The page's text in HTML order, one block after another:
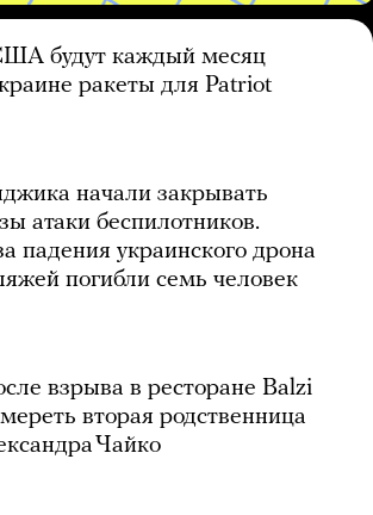
будут каждый месяц
ракеты для Patriot
начали закрывать
атаки беспилотников.
падения украинского дрона
погибли семь человек
взрыва в ресторане Balzi
вторая родственница
Чайко